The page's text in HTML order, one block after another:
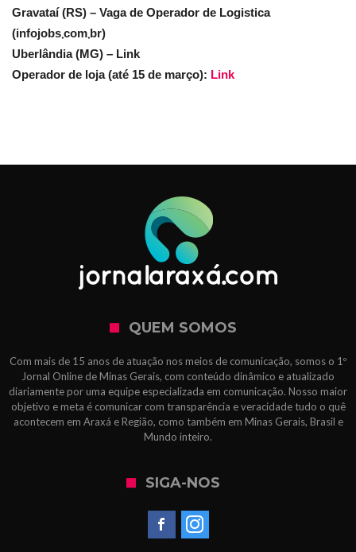
Gravataí (RS) – Vaga de Operador de Logistica
(infojobs܂com܂br)
Uberlândia (MG) – Link
Operador de loja (até 15 de março): Link
QUEM SOMOS
Com mais de 15 anos de atuação nos meios de comunicação, somos o 1º
Jornal Online de Minas Gerais, com conteúdo dinâmico e atualizado
diariamente por uma equipe especializada em comunicação. Nosso maior
objetivo e meta é comunicar com transparência e veracidade tudo o quê
acontecem em Araxá e Região, como também em Minas Gerais, Brasil e
Mundo inteiro.
SIGA-NOS